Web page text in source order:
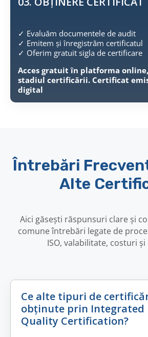
✓ Evaluăm documentele de audit
✓ Emitem și înregistrăm certificatul
✓ Oferim gratuit sigla de certificare
Acces gratuit în platforma
stadiul certificării. Certificat
digital
Întrebări
Alte
Aici găsești răspunsuri clare și
comune întrebări legate de
ISO, valabilitate, costuri
Ce alte tipuri de
obținute prin Integrated
Quality Certification?